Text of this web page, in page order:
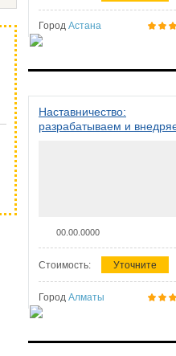
Город Астана
Наставничество:
разрабатываем и
00.00.0000
Стоимость: Уточните
Город Алматы